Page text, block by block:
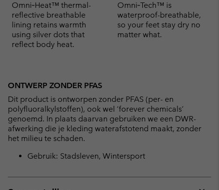
Omni‑Heat™ thermal-
reflective breathable
lining retains warmth
using silver dots that
reflect body heat.
Omni‑Tech™ is
waterproof-breathable,
so your feet stay dry no
matter what.
ONTWERP ZONDER PFAS
Dit product is ontworpen zonder PFAS (per- en
polyfluoralkylstoffen), ook wel ‘forever chemicals’
genoemd. In plaats daarvan gebruiken we een DWR-
afwerking die je kleding waterafstotend maakt, zonder
het milieu te schaden.
Gebruik: Stadsleven, Wintersport